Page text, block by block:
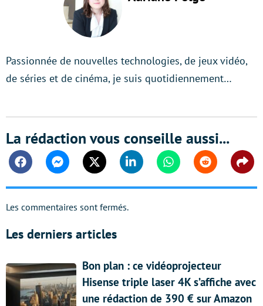
Passionnée de nouvelles technologies, de jeux vidéo,
de séries et de cinéma, je suis quotidiennement…
La rédaction vous conseille aussi...
FacebookMessengerTwitter Linkedin WhatsappReddit
Les commentaires sont fermés.
Les derniers articles
Bon plan : ce vidéoprojecteur
Hisense triple laser 4K s’affiche avec
une rédaction de 390 € sur Amazon